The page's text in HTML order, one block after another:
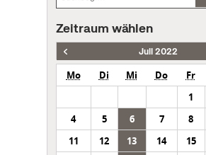
Zeitraum wählen
Juli 2022
Mo Di Mi Do Fr
1
4
5 6 7 8
11
12 13 14 15